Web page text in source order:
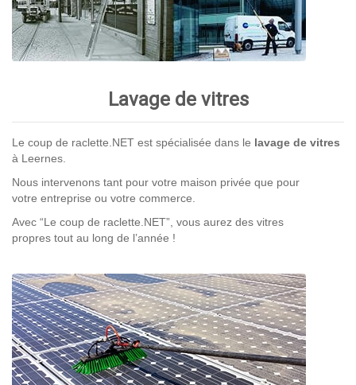
Lavage de vitres
Le coup de raclette.NET est spécialisée dans le lavage de vitres
à Leernes.
Nous intervenons tant pour votre maison privée que pour
votre entreprise ou votre commerce.
Avec “Le coup de raclette.NET”, vous aurez des vitres
propres tout au long de l’année !